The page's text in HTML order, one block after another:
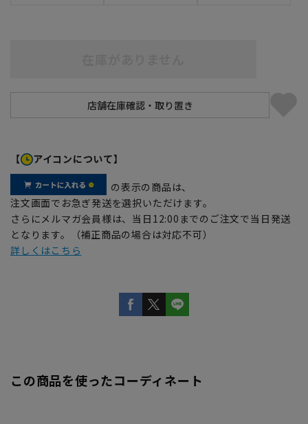
【 アイコンについて】
の表示の商品は、
注文画面でお急ぎ発送を選択いただけます。
さらにメルマガ会員様は、当日12:00までのご注文で当日発送
となります。（補正商品の場合は対応不可）
詳しくはこちら
この商品を使ったコーディネート